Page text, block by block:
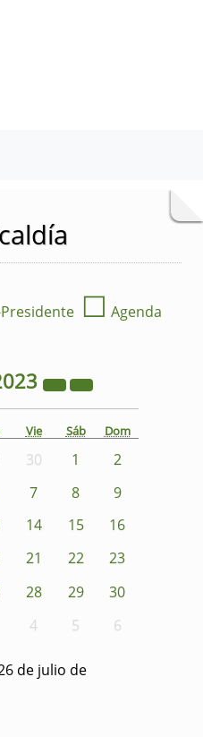
☐ Agenda
Vie Sáb Dom
30 1
2
7 8
9
14 15
16
21 22
23
28 29
30
4 5 6
de julio de